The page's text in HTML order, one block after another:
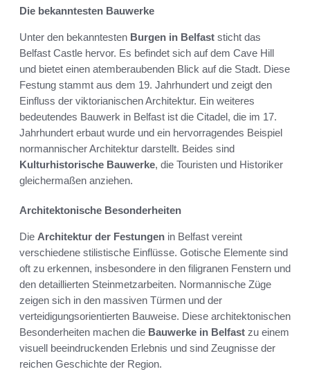
Die bekanntesten Bauwerke
Unter den bekanntesten Burgen in Belfast sticht das
Belfast Castle hervor. Es befindet sich auf dem Cave Hill
und bietet einen atemberaubenden Blick auf die Stadt. Diese
Festung stammt aus dem 19. Jahrhundert und zeigt den
Einfluss der viktorianischen Architektur. Ein weiteres
bedeutendes Bauwerk in Belfast ist die Citadel, die im 17.
Jahrhundert erbaut wurde und ein hervorragendes Beispiel
normannischer Architektur darstellt. Beides sind
Kulturhistorische Bauwerke, die Touristen und Historiker
gleichermaßen anziehen.
Architektonische Besonderheiten
Die Architektur der Festungen in Belfast vereint
verschiedene stilistische Einflüsse. Gotische Elemente sind
oft zu erkennen, insbesondere in den filigranen Fenstern und
den detaillierten Steinmetzarbeiten. Normannische Züge
zeigen sich in den massiven Türmen und der
verteidigungsorientierten Bauweise. Diese architektonischen
Besonderheiten machen die Bauwerke in Belfast zu einem
visuell beeindruckenden Erlebnis und sind Zeugnisse der
reichen Geschichte der Region.